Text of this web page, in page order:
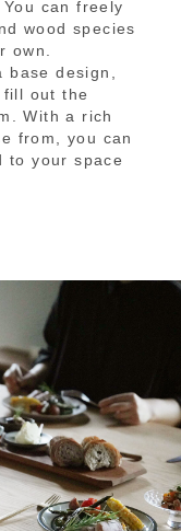
can freely
wood species
own.
design,
out the
With a rich
from, you can
to your space